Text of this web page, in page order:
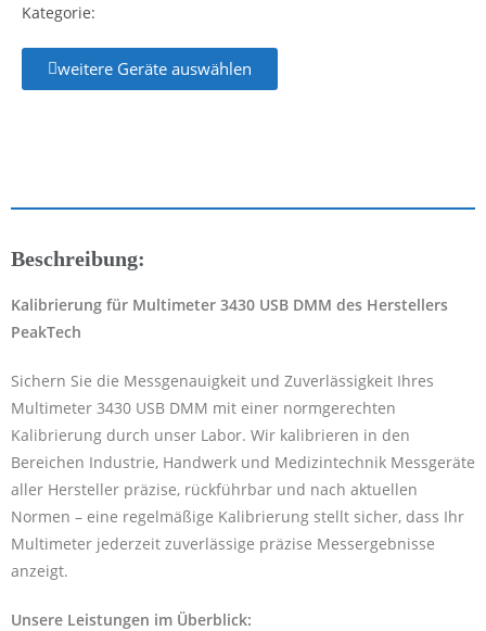
Kategorie:
weitere Geräte auswählen
Beschreibung:
Kalibrierung für Multimeter 3430 USB DMM des Herstellers
PeakTech
Sichern Sie die Messgenauigkeit und Zuverlässigkeit Ihres
Multimeter 3430 USB DMM mit einer normgerechten
Kalibrierung durch unser Labor. Wir kalibrieren in den
Bereichen Industrie, Handwerk und Medizintechnik Messgeräte
aller Hersteller präzise, rückführbar und nach aktuellen
Normen – eine regelmäßige Kalibrierung stellt sicher, dass Ihr
Multimeter jederzeit zuverlässige präzise Messergebnisse
anzeigt.
Unsere Leistungen im Überblick: